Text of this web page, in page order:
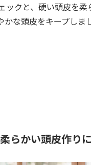
ックと、硬い頭皮を
な頭皮をキープしま
柔らかい頭皮作り